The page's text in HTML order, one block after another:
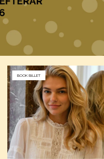
BOOK BILLET